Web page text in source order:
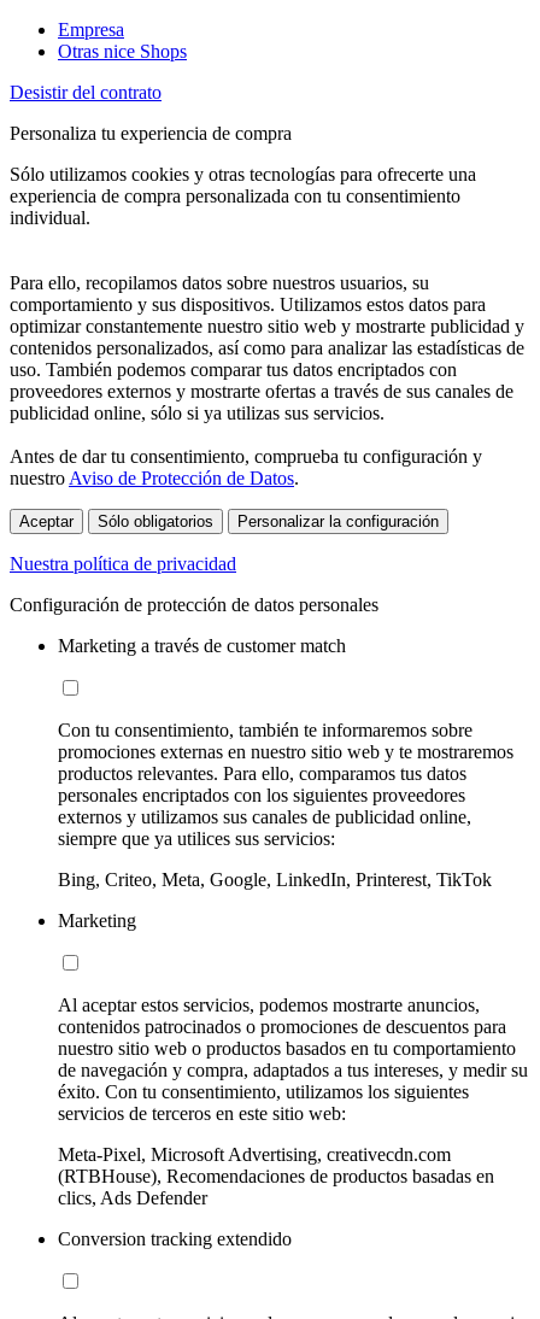
Empresa
Otras nice Shops
Desistir del contrato
Personaliza tu experiencia de compra
Sólo utilizamos cookies y otras tecnologías para ofrecerte una
experiencia de compra personalizada con tu consentimiento
individual.
Para ello, recopilamos datos sobre nuestros usuarios, su
comportamiento y sus dispositivos. Utilizamos estos datos para
optimizar constantemente nuestro sitio web y mostrarte publicidad y
contenidos personalizados, así como para analizar las estadísticas de
uso. También podemos comparar tus datos encriptados con
proveedores externos y mostrarte ofertas a través de sus canales de
publicidad online, sólo si ya utilizas sus servicios.
Antes de dar tu consentimiento, comprueba tu configuración y
nuestro Aviso de Protección de Datos.
Aceptar Sólo obligatorios Personalizar la configuración
Nuestra política de privacidad
Configuración de protección de datos personales
Marketing a través de customer match
Con tu consentimiento, también te informaremos sobre
promociones externas en nuestro sitio web y te mostraremos
productos relevantes. Para ello, comparamos tus datos
personales encriptados con los siguientes proveedores
externos y utilizamos sus canales de publicidad online,
siempre que ya utilices sus servicios:
Bing, Criteo, Meta, Google, LinkedIn, Printerest, TikTok
Marketing
Al aceptar estos servicios, podemos mostrarte anuncios,
contenidos patrocinados o promociones de descuentos para
nuestro sitio web o productos basados en tu comportamiento
de navegación y compra, adaptados a tus intereses, y medir su
éxito. Con tu consentimiento, utilizamos los siguientes
servicios de terceros en este sitio web:
Meta-Pixel, Microsoft Advertising, creativecdn.com
(RTBHouse), Recomendaciones de productos basadas en
clics, Ads Defender
Conversion tracking extendido